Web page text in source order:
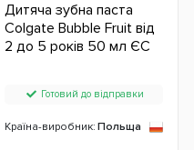
Дитяча зубна паста
Colgate Bubble Fruit від
2 до 5 років 50 мл ЄС
Готовий до відправки
Країна-виробник: Польща